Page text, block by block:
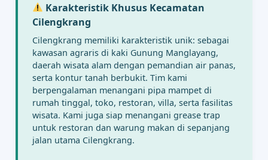
Karakteristik Khusus Kecamatan
Cilengkrang
Cilengkrang memiliki karakteristik unik: sebagai
kawasan agraris di kaki Gunung Manglayang,
daerah wisata alam dengan pemandian air panas,
serta kontur tanah berbukit. Tim kami
berpengalaman menangani pipa mampet di
rumah tinggal, toko, restoran, villa, serta fasilitas
wisata. Kami juga siap menangani grease trap
untuk restoran dan warung makan di sepanjang
jalan utama Cilengkrang.